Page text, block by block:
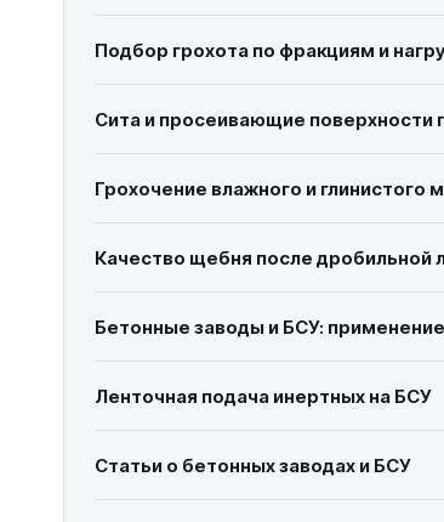
Подбор грохота по фракциям и
Сита и просеивающие поверхности
Грохочение влажного и глинистого
Качество щебня после дробильной
Бетонные заводы и БСУ:
Ленточная подача инертных на БСУ
Статьи о бетонных заводах и БСУ